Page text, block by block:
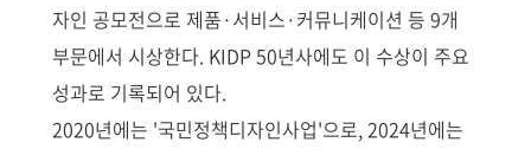
자인 공모전으로 제품·서비스·커뮤니케이션 등 9개
부문에서 시상한다. KIDP 50년사에도 이 수상이 주요
성과로 기록되어 있다.
2020년에는 '국민정책디자인사업'으로, 2024년에는